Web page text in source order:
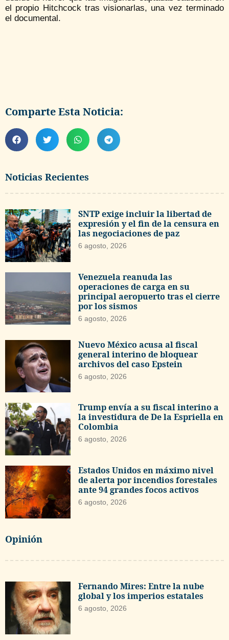
Noticias Recientes
SNTP exige incluir la libertad de
expresión y el fin de la censura en
las negociaciones de paz
6 agosto, 2026
Venezuela reanuda las
operaciones de carga en su
principal aeropuerto tras el cierre
por los sismos
6 agosto, 2026
Nuevo México acusa al fiscal
general interino de bloquear
archivos del caso Epstein
6 agosto, 2026
Trump envía a su fiscal interino a
la investidura de De la Espriella en
Colombia
6 agosto, 2026
Estados Unidos en máximo nivel
de alerta por incendios forestales
ante 94 grandes focos activos
6 agosto, 2026
Opinión
Fernando Mires: Entre la nube
global y los imperios estatales
6 agosto, 2026
el propio Hitchcock tras visionarlas, una vez terminado
el documental.
Comparte Esta Noticia: